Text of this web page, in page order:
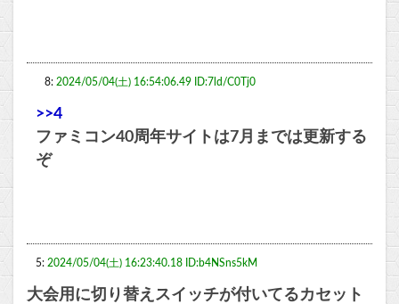
8: 2024/05/04(土) 16:54:06.49 ID:7ld/C0Tj0
>>4
ファミコン40周年サイトは7月までは更新する
ぞ
5: 2024/05/04(土) 16:23:40.18 ID:b4NSns5kM
大会用に切り替えスイッチが付いてるカセット